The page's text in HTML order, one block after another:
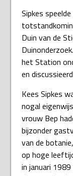
Sipkes
Duin van de
het Station
en
Kees Sipkes
nogal
vrouw Bep
bijzonder
van de
op hoge
in januari